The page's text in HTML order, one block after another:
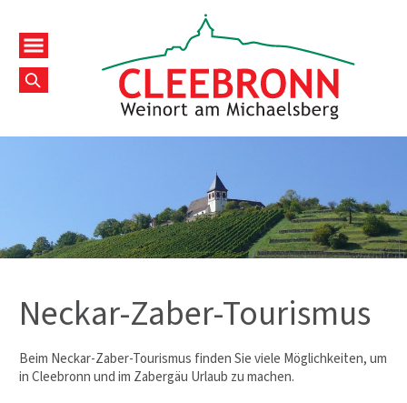
Neckar-Zaber-Tourismus
Beim Neckar-Zaber-Tourismus finden Sie viele Möglichkeiten, um
in Cleebronn und im Zabergäu Urlaub zu machen.